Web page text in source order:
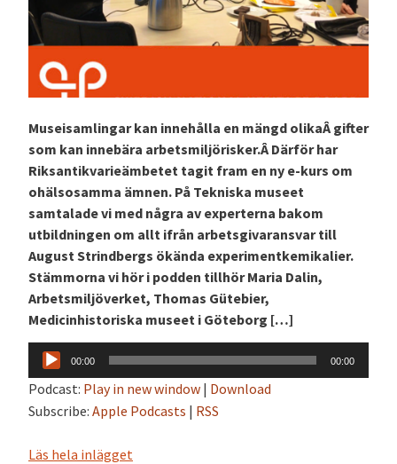
Museisamlingar kan innehålla en mängd olikaÂ gifter
som kan innebära arbetsmiljörisker.Â Därför har
Riksantikvarieämbetet tagit fram en ny e-kurs om
ohälsosamma ämnen. På Tekniska museet
samtalade vi med några av experterna bakom
utbildningen om allt ifrån arbetsgivaransvar till
August Strindbergs ökända experimentkemikalier.
Stämmorna vi hör i podden tillhör Maria Dalin,
Arbetsmiljöverket, Thomas Gütebier,
Medicinhistoriska museet i Göteborg […]
Ljudspelare
00:00 00:00
Podcast: Play in new window | Download
Subscribe: Apple Podcasts | RSS
Läs hela inlägget